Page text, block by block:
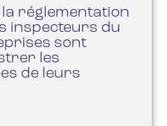
réglementation
inspecteurs du
sont
les
de leurs